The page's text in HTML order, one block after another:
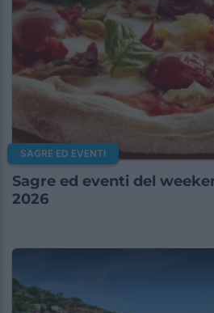
SAGRE ED EVENTI
Sagre ed eventi del
2026